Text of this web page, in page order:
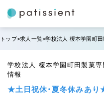
トップ 求人一覧 学校法人 榎本学園町
学校法人 榎本学園町田製菓
情報
★土日祝休・夏冬休みあり